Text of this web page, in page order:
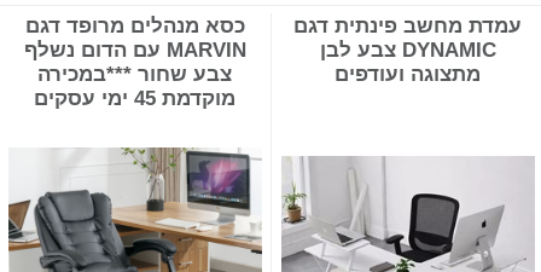
עמדת מחשב פינתית דגם
DYNAMIC צבע לבן
מתצוגה ועודפים
כסא מנהלים מרופד דגם
MARVIN עם הדום נשלף
צבע שחור ***במכירה
מוקדמת 45 ימי עסקים